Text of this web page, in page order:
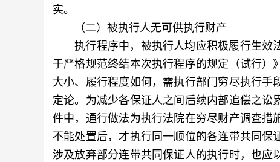
实。
（二）被执行人无可供执行财产
执行程序中，被执行人均应积极履行生效
于严格规范终结本次执行程序的规定（试行
大小、履行程度如何，需执行部门穷尽执行
定论。为减少各保证人之间后续内部追偿之
件中，通行做法为执行法院在穷尽财产调查
不能处置后，才执行同一顺位的各连带共同
涉及放弃部分连带共同保证人的执行时，也